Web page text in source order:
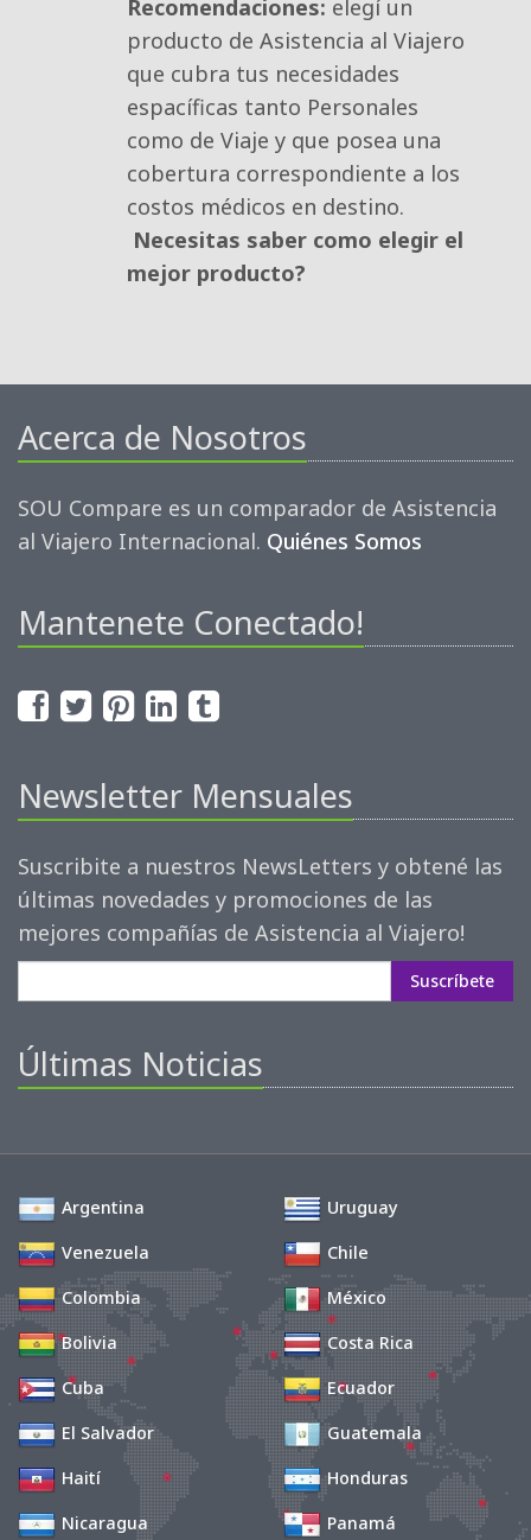
Recomendaciones: elegí un
producto de Asistencia al Viajero
que cubra tus necesidades
espacíficas tanto Personales
como de Viaje y que posea una
cobertura correspondiente a los
costos médicos en destino.
Necesitas saber como elegir el
mejor producto?
Acerca de Nosotros
SOU Compare es un comparador de Asistencia
al Viajero Internacional. Quiénes Somos
Mantenete Conectado!
Newsletter Mensuales
Suscribite a nuestros NewsLetters y obtené las
últimas novedades y promociones de las
mejores compañías de Asistencia al Viajero!
Suscríbete
Últimas Noticias
Argentina
Uruguay
Venezuela
Chile
Colombia
México
Bolivia
Costa Rica
Cuba
Ecuador
El Salvador
Guatemala
Haití
Honduras
Nicaragua
Panamá